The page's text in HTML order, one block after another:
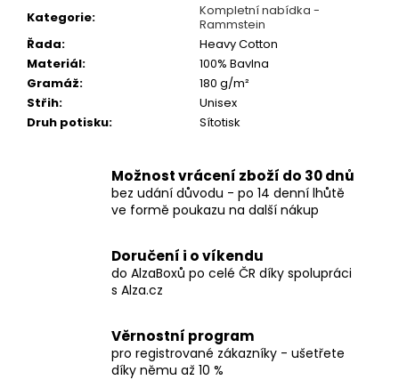
Kategorie:
Kompletní nabídka -
Rammstein
Řada:
Heavy Cotton
Materiál:
100% Bavlna
Gramáž:
180 g/m²
Střih:
Unisex
Druh potisku: Sítotisk
Možnost vrácení zboží do 30 dnů
bez udání důvodu - po 14 denní lhůtě
ve formě poukazu na další nákup
Doručení i o víkendu
do AlzaBoxů po celé ČR díky spolupráci
s Alza.cz
Věrnostní program
pro registrované zákazníky - ušetřete
díky němu až 10 %
ACID
BATH
WHEN
THE
KITE
STRING
POPS